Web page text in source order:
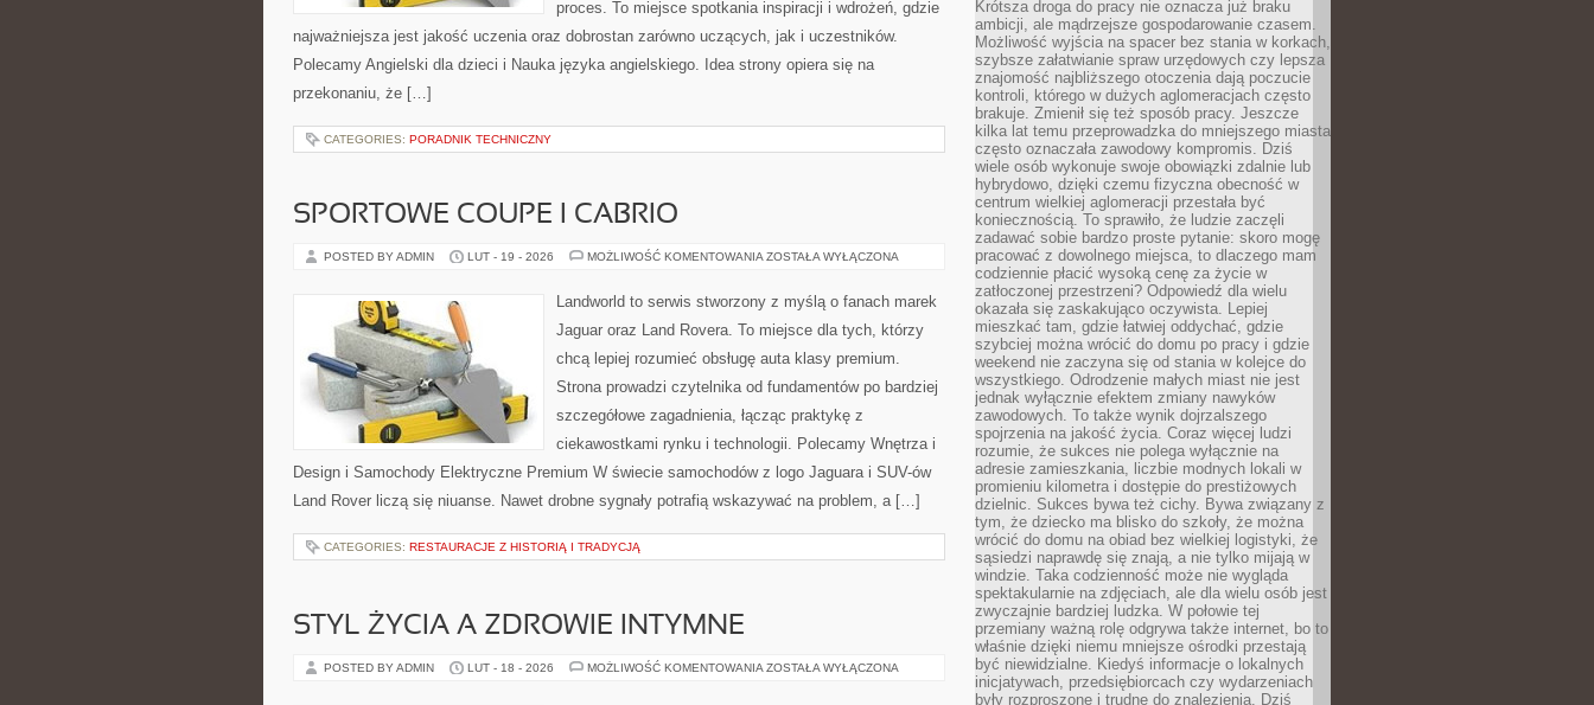
proces. To miejsce spotkania inspiracji i wdrożeń, gdzie
najważniejsza jest jakość uczenia oraz dobrostan zarówno uczących, jak i uczestników.
Polecamy Angielski dla dzieci i Nauka języka angielskiego. Idea strony opiera się na
przekonaniu, że […]
CATEGORIES: PORADNIK TECHNICZNY
SPORTOWE COUPE I CABRIO
POSTED BY ADMIN LUT - 19 - 2026 MOŻLIWOŚĆ KOMENTOWANIA SPORTOWE
CABRIO
ZOSTAŁA WYŁĄCZONA
Landworld to serwis stworzony z myślą o fanach marek
Jaguar oraz Land Rovera. To miejsce dla tych, którzy
chcą lepiej rozumieć obsługę auta klasy premium.
Strona prowadzi czytelnika od fundamentów po bardziej
szczegółowe zagadnienia, łącząc praktykę z
ciekawostkami rynku i technologii. Polecamy Wnętrza i
Design i Samochody Elektryczne Premium W świecie samochodów z logo Jaguara i SUV-ów
Land Rover liczą się niuanse. Nawet drobne sygnały potrafią wskazywać na problem, a […]
CATEGORIES: RESTAURACJE Z HISTORIĄ I TRADYCJĄ
STYL ŻYCIA A ZDROWIE INTYMNE
POSTED BY ADMIN LUT - 18 - 2026 MOŻLIWOŚĆ KOMENTOWANIA STYL
ZOSTAŁA WYŁĄCZONA
Krótsza droga do pracy nie oznacza już braku
ambicji, ale mądrzejsze gospodarowanie czasem.
Możliwość wyjścia na spacer bez stania w korkach,
szybsze załatwianie spraw urzędowych czy lepsza
znajomość najbliższego otoczenia dają poczucie
kontroli, którego w dużych aglomeracjach często
brakuje. Zmienił się też sposób pracy. Jeszcze
kilka lat temu przeprowadzka do mniejszego miasta
często oznaczała zawodowy kompromis. Dziś
wiele osób wykonuje swoje obowiązki zdalnie lub
hybrydowo, dzięki czemu fizyczna obecność w
centrum wielkiej aglomeracji przestała być
koniecznością. To sprawiło, że ludzie zaczęli
zadawać sobie bardzo proste pytanie: skoro mogę
pracować z dowolnego miejsca, to dlaczego mam
codziennie płacić wysoką cenę za życie w
zatłoczonej przestrzeni? Odpowiedź dla wielu
okazała się zaskakująco oczywista. Lepiej
mieszkać tam, gdzie łatwiej oddychać, gdzie
szybciej można wrócić do domu po pracy i gdzie
weekend nie zaczyna się od stania w kolejce do
wszystkiego. Odrodzenie małych miast nie jest
jednak wyłącznie efektem zmiany nawyków
zawodowych. To także wynik dojrzalszego
spojrzenia na jakość życia. Coraz więcej ludzi
rozumie, że sukces nie polega wyłącznie na
adresie zamieszkania, liczbie modnych lokali w
promieniu kilometra i dostępie do prestiżowych
dzielnic. Sukces bywa też cichy. Bywa związany z
tym, że dziecko ma blisko do szkoły, że można
wrócić do domu na obiad bez wielkiej logistyki, że
sąsiedzi naprawdę się znają, a nie tylko mijają w
windzie. Taka codzienność może nie wygląda
spektakularnie na zdjęciach, ale dla wielu osób jest
zwyczajnie bardziej ludzka. W połowie tej
przemiany ważną rolę odgrywa także internet, bo to
właśnie dzięki niemu mniejsze ośrodki przestają
być niewidzialne. Kiedyś informacje o lokalnych
inicjatywach, przedsiębiorcach czy wydarzeniach
były rozproszone i trudne do znalezienia. Dziś